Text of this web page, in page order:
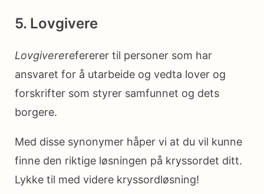
5. Lovgivere
Lovgivererefererer til personer som har
ansvaret for å utarbeide og vedta lover og
forskrifter som styrer samfunnet og dets
borgere.
Med disse synonymer håper vi at du vil kunne
finne den riktige løsningen på kryssordet ditt.
Lykke til med videre kryssordløsning!